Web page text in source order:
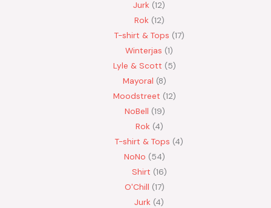
Jurk 12
Rok 12
T-shirt & Tops 17
Winterjas 1
Lyle & Scott
5
Mayoral 8
Moodstreet 12
NoBell 19
Rok 4
T-shirt & Tops 4
NoNo
54
Shirt 16
O'Chill 17
Jurk 4